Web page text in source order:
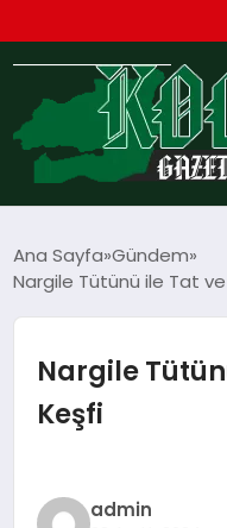
TEKNOLOJI
EKONOMI
SPOR
Ana Sayfa Gündem
Nargile Tütünü ile Tat
Nargile
Keşfi
admin